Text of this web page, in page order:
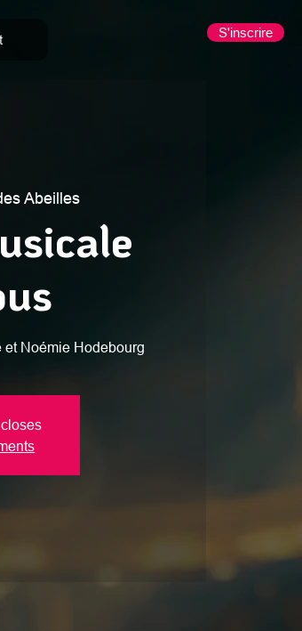
S'inscrire
Abeilles
et Noémie Hodebourg